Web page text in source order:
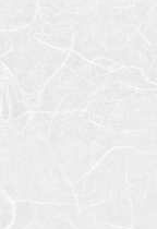
シティハウス南品